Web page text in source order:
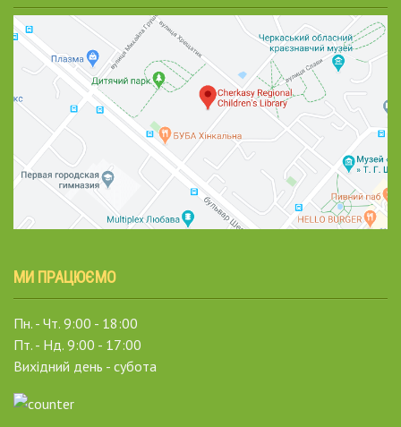
МИ ПРАЦЮЄМО
Пн. - Чт. 9:00 - 18:00
Пт. - Нд. 9:00 - 17:00
Вихідний день - субота